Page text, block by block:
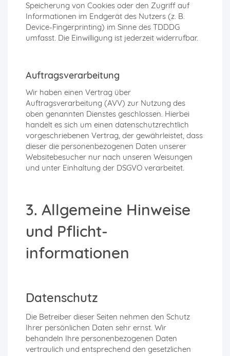
Speicherung von Cookies oder den Zugriff auf
Informationen im Endgerät des Nutzers (z. B.
Device-Fingerprinting) im Sinne des TDDDG
umfasst. Die Einwilligung ist jederzeit widerrufbar.
Auftragsverarbeitung
Wir haben einen Vertrag über
Auftragsverarbeitung (AVV) zur Nutzung des
oben genannten Dienstes geschlossen. Hierbei
handelt es sich um einen datenschutzrechtlich
vorgeschriebenen Vertrag, der gewährleistet, dass
dieser die personenbezogenen Daten unserer
Websitebesucher nur nach unseren Weisungen
und unter Einhaltung der DSGVO verarbeitet.
3. Allgemeine Hinweise
und Pflicht­
informationen
Datenschutz
Die Betreiber dieser Seiten nehmen den Schutz
Ihrer persönlichen Daten sehr ernst. Wir
behandeln Ihre personenbezogenen Daten
vertraulich und entsprechend den gesetzlichen